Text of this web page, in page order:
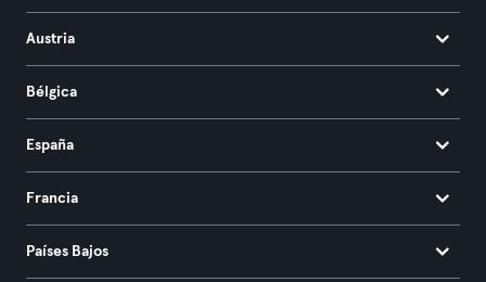
Austria
Bélgica
España
Francia
Países Bajos